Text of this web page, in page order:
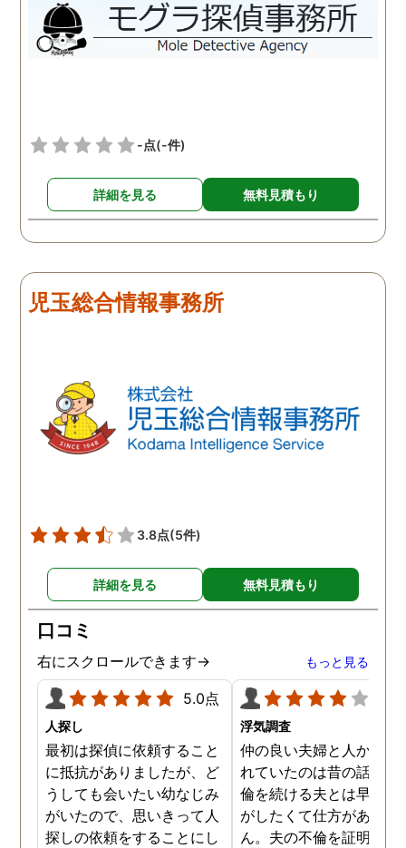
-点(-件)
詳細を見る 無料見積もり
児玉総合情報事務所
3.8点(5件)
詳細を見る 無料見積もり
口コミ
右にスクロールできます→ もっと見る
5.0点
人探し
最初は探偵に依頼すること
に抵抗がありましたが、ど
うしても会いたい幼なじみ
がいたので、思いきって人
探しの依頼をすることにし
浮気調査
仲の良い夫婦と人から言
れていたのは昔の話で、
倫を続ける夫とは早く離
がしたくて仕方がありま
ん。夫の不倫を証明でき